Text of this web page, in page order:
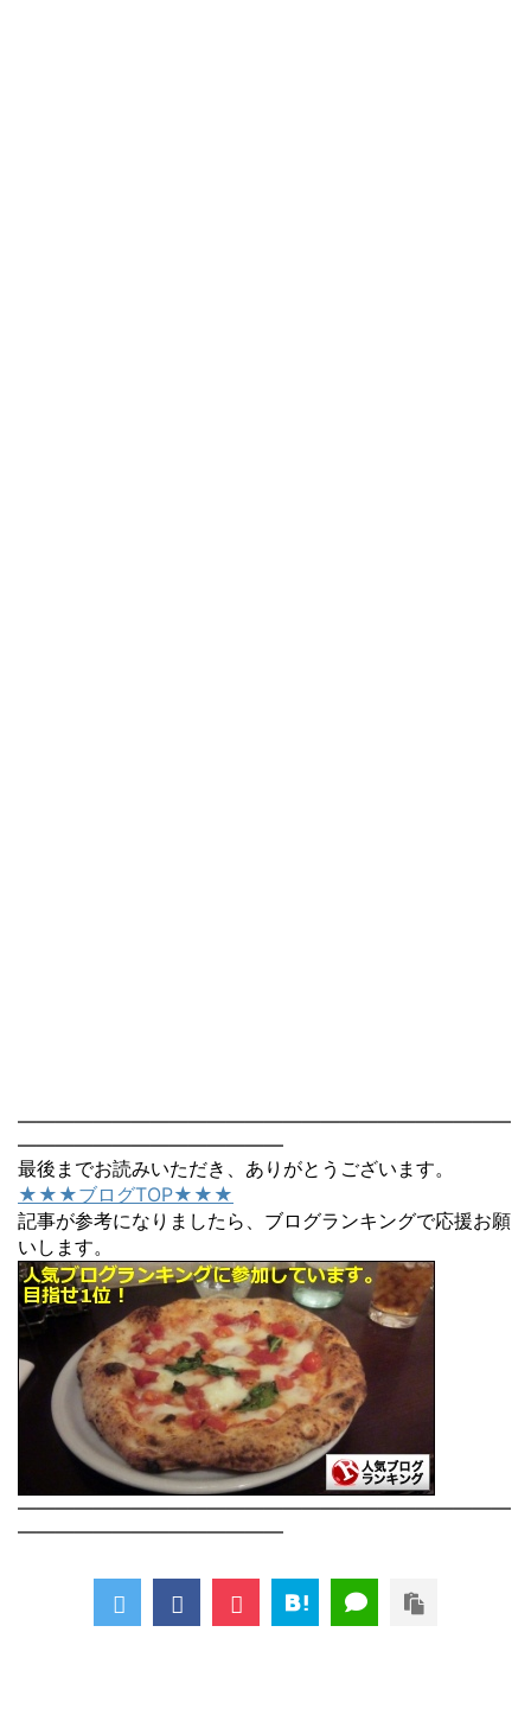
――――――――――――――――――――――――――
――――――――――――――
最後までお読みいただき、ありがとうございます。
★★★ブログTOP★★★
記事が参考になりましたら、ブログランキングで応援お願
いします。
――――――――――――――――――――――――――
――――――――――――――